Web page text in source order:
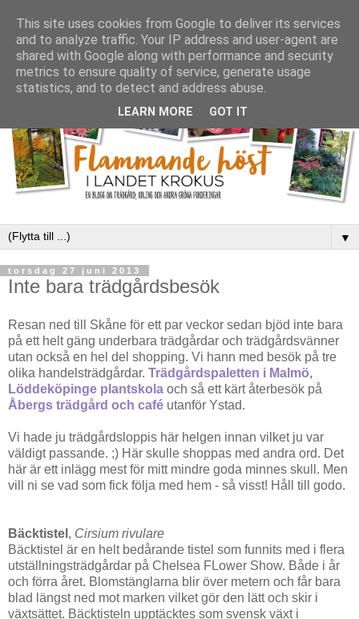
▼
torsdag 27 juni 2013
Inte bara trädgårdsbesök
Resan ned till Skåne för ett par veckor sedan bjöd inte bara
på ett helt gäng underbara trädgårdar och trädgårdsvänner
utan också en hel del shopping. Vi hann med besök på tre
olika handelsträdgårdar. Trädgårdspaletten i Malmö,
Löddeköpinge plantskola och så ett kärt återbesök på
Åbergs trädgård och café utanför Ystad.
Vi hade ju trädgårdsloppis här helgen innan vilket ju var
väldigt passande. ;) Här skulle shoppas med andra ord. Det
här är ett inlägg mest för mitt mindre goda minnes skull. Men
vill ni se vad som fick följa med hem - så visst! Håll till godo.
Bäcktistel , Cirsium rivulare
Bäcktistel är en helt bedårande tistel som funnits med i flera
utställningsträdgårdar på Chelsea FLower Show. Både i år
och förra året. Blomstänglarna blir över metern och får bara
blad längst ned mot marken vilket gör den lätt och skir i
växtsättet. Bäcktisteln upptäcktes som svensk växt i
This site uses cookies from Google to deliver its services
and to analyze traffic. Your IP address and user-agent are
shared with Google along with performance and security
metrics to ensure quality of service, generate usage
statistics, and to detect and address abuse.
LEARN MORE GOT IT